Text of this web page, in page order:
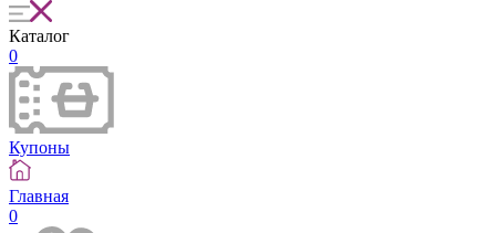
Каталог
0
Купоны
Главная
0